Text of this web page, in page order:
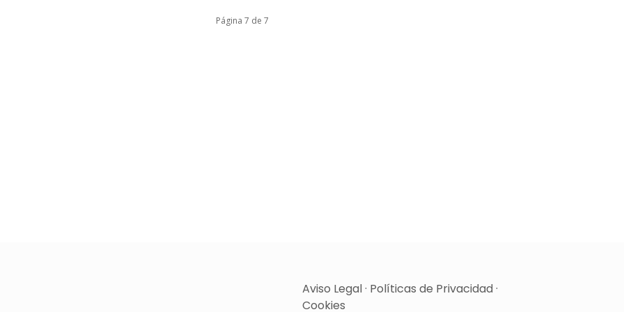
Página 7 de 7
Aviso Legal· Políticas de Privacidad·
Cookies